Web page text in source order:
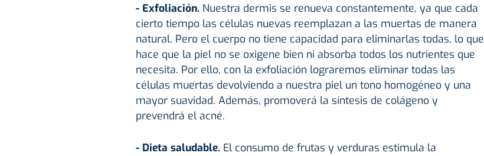
- Exfoliación. Nuestra dermis se renueva constantemente, ya que cada
cierto tiempo las células nuevas reemplazan a las muertas de manera
natural. Pero el cuerpo no tiene capacidad para eliminarlas todas, lo que
hace que la piel no se oxigene bien ni absorba todos los nutrientes que
necesita. Por ello, con la exfoliación lograremos eliminar todas las
células muertas devolviendo a nuestra piel un tono homogéneo y una
mayor suavidad. Además, promoverá la síntesis de colágeno y
prevendrá el acné.
- Dieta saludable.El consumo de frutas y verduras estimula la